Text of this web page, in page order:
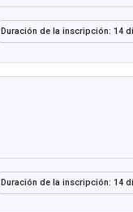
Duración de la inscripción: 14
Duración de la inscripción: 14